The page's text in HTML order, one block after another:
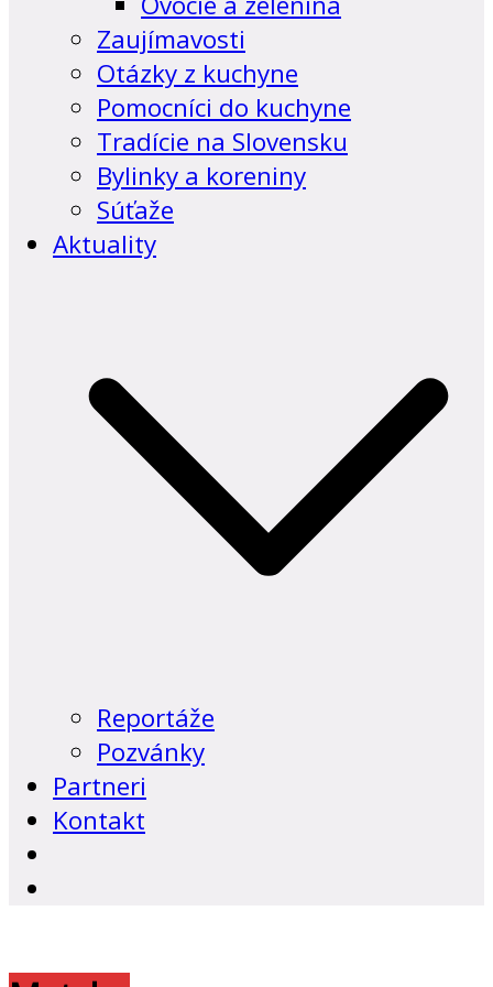
Zaujímavosti
Otázky z kuchyne
Pomocníci do kuchyne
Tradície na Slovensku
Bylinky a koreniny
Súťaže
Aktuality
Reportáže
Pozvánky
Partneri
Kontakt